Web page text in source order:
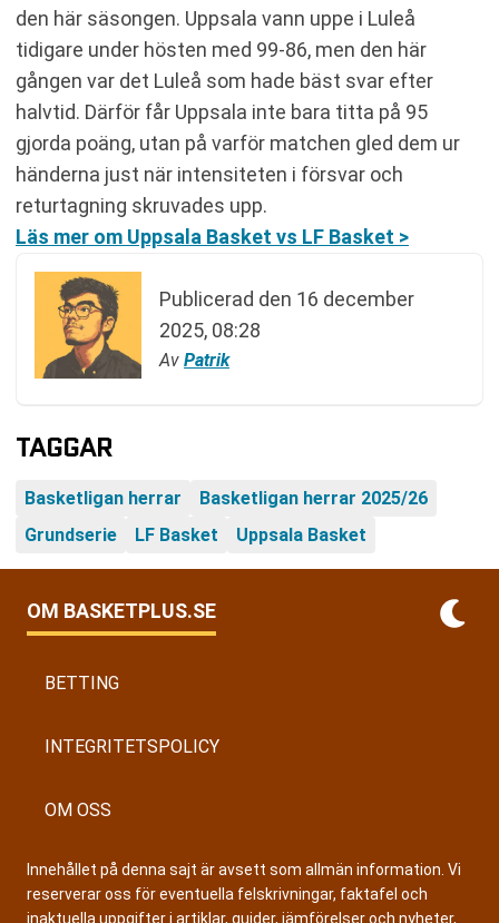
den här säsongen. Uppsala vann uppe i Luleå
tidigare under hösten med 99-86, men den här
gången var det Luleå som hade bäst svar efter
halvtid. Därför får Uppsala inte bara titta på 95
gjorda poäng, utan på varför matchen gled dem ur
händerna just när intensiteten i försvar och
returtagning skruvades upp.
Läs mer om Uppsala Basket vs LF Basket >
Publicerad den 16 december
2025, 08:28
Av Patrik
TAGGAR
Basketligan herrar
Basketligan herrar 2025/26
Grundserie
LF Basket Uppsala Basket
OM BASKETPLUS.SE
BETTING
INTEGRITETSPOLICY
OM OSS
Innehållet på denna sajt är avsett som allmän information. Vi
reserverar oss för eventuella felskrivningar, faktafel och
inaktuella uppgifter i artiklar, guider, jämförelser och nyheter,